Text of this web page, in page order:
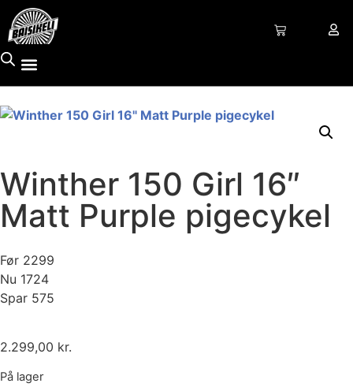
Winther 150 Girl 16″
Matt Purple pigecykel
Før 2299
Nu 1724
Spar 575
2.299,00 kr.
På lager